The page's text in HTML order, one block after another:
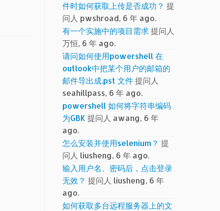
件时如何获取上传是否成功？ 提
问人 pwshroad, 6 年 ago.
有一个实施中的项目需求提问人
万恒, 6 年 ago.
请问如何使用powershell 在
outlook中把某个用户的邮箱的
邮件导出成.pst 文件提问人
seahillpass, 6 年 ago.
powershell 如何将字符串编码
为GBK 提问人 awang, 6 年
ago.
怎么安装并使用selenium？ 提
问人 liusheng, 6 年 ago.
输入用户名、密码后，点击登录
无效？ 提问人 liusheng, 6 年
ago.
如何获取多台远程服务器上的文